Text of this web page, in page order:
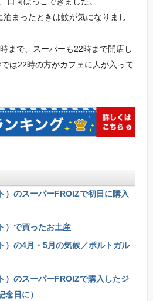
泊まったときは蚊が気になりまし
まで、スーパーも22時まで開店し
は22時の方がカフェに人が入って
）のスーパーFROIZで初日に購入
）で買ったお土産
）の4月・5月の気候／ポルトガル
）のスーパーFROIZで購入したジ
念日に）